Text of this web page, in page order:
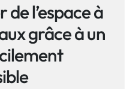
de l’espace à
grâce à un